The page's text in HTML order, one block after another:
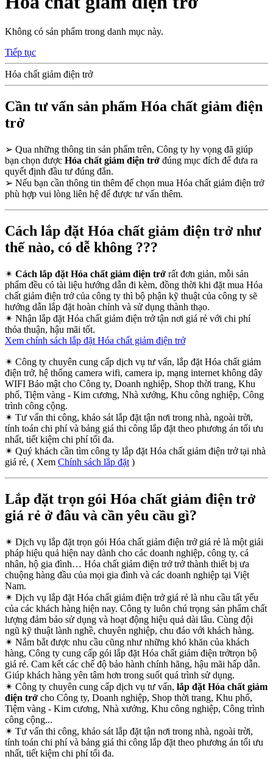
Không có sản phẩm trong danh mục này.
Tiếp tục
Hóa chất giảm điện trở
Cần tư vấn sản phẩm Hóa chất giảm điện
trở
➢ Qua những thông tin sản phẩm trên, Công ty hy vọng đã giúp
bạn chọn được Hóa chất giảm điện trở đúng mục đích để đưa ra
quyết định đầu tư đúng đắn.
➢ Nếu bạn cần thông tin thêm để chọn mua Hóa chất giảm điện trở
phù hợp vui lòng liên hệ để được tư vấn thêm.
Cách lắp đặt Hóa chất giảm điện trở như
thế nào, có dễ không ???
✴ Cách lắp đặt Hóa chất giảm điện trở rất đơn giản, mỗi sản
phẩm đều có tài liệu hướng dẫn đi kèm, đồng thời khi đặt mua Hóa
chất giảm điện trở của công ty thì bộ phận kỹ thuật của công ty sẽ
hướng dẫn lắp đặt hoàn chỉnh và sử dụng thành thạo.
✴ Nhận lắp đặt Hóa chất giảm điện trở tận nơi giá rẻ với chi phí
thỏa thuận, hậu mãi tốt.
Xem chính sách lắp đặt Hóa chất giảm điện trở
✴ Công ty chuyên cung cấp dịch vụ tư vấn, lắp đặt Hóa chất giảm
điện trở, hệ thống camera wifi, camera ip, mạng internet không dây
WIFI Bảo mật cho Công ty, Doanh nghiệp, Shop thời trang, Khu
phố, Tiệm vàng - Kim cương, Nhà xưởng, Khu công nghiệp, Công
trình công cộng.
✴ Tư vấn thi công, khảo sát lắp đặt tận nơi trong nhà, ngoài trời,
tính toán chi phí và bảng giá thi công lắp đặt theo phương án tối ưu
nhất, tiết kiệm chi phí tối đa.
✴ Quý khách cần tìm công ty lắp đặt Hóa chất giảm điện trở tại nhà
giá rẻ, ( Xem Chính sách lắp đặt )
Lắp đặt trọn gói Hóa chất giảm điện trở
giá rẻ ở đâu và cần yêu cầu gì?
✴ Dịch vụ lắp đặt trọn gói Hóa chất giảm điện trở giá rẻ là một giải
pháp hiệu quả hiện nay dành cho các doanh nghiệp, công ty, cá
nhân, hộ gia đình… Hóa chất giảm điện trở trở thành thiết bị ưa
chuộng hàng đầu của mọi gia đình và các doanh nghiệp tại Việt
Nam.
✴ Dịch vụ lắp đặt Hóa chất giảm điện trở giá rẻ là nhu cầu tất yếu
của các khách hàng hiện nay. Công ty luôn chú trọng sản phẩm chất
lượng đảm bảo sử dụng và hoạt động hiệu quả dài lâu. Cùng đội
ngũ kỹ thuật lành nghề, chuyên nghiệp, chu đáo với khách hàng.
✴ Nắm bắt được nhu cầu cũng như những khó khăn của khách
hàng, Công ty cung cấp gói lắp đặt Hóa chất giảm điện trởtrọn bộ
giá rẻ. Cam kết các chế độ bảo hành chính hãng, hậu mãi hấp dẫn.
Giúp khách hàng yên tâm hơn trong suốt quá trình sử dụng.
✴ Công ty chuyên cung cấp dịch vụ tư vấn, lắp đặt Hóa chất giảm
điện trở cho Công ty, Doanh nghiệp, Shop thời trang, Khu phố,
Tiệm vàng - Kim cương, Nhà xưởng, Khu công nghiệp, Công trình
công cộng...
✴ Tư vấn thi công, khảo sát lắp đặt tận nơi trong nhà, ngoài trời,
tính toán chi phí và bảng giá thi công lắp đặt theo phương án tối ưu
nhất, tiết kiệm chi phí tối đa.